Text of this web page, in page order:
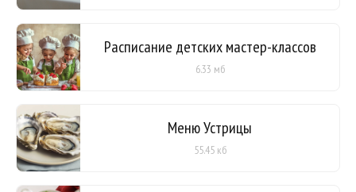
Расписание детских мастер-классов
6.33 мб
Меню Устрицы
55.45 кб